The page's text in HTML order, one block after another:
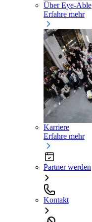
Über Eye-Able
Erfahre mehr
Karriere
Erfahre mehr
Partner werden
Kontakt